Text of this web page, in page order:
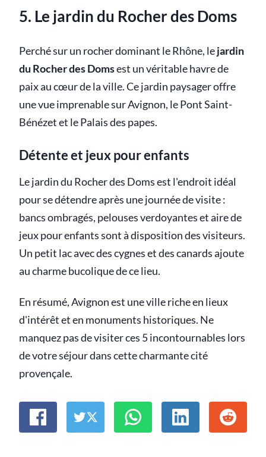
5. Le jardin du Rocher des Doms
Perché sur un rocher dominant le Rhône, lejardin
du Rocher des Domsest un véritable havre de
paix au cœur de la ville. Ce jardin paysager offre
une vue imprenable sur Avignon, le Pont Saint-
Bénézet et le Palais des papes.
Détente et jeux pour enfants
Le jardin du Rocher des Doms est l'endroit idéal
pour se détendre après une journée de visite :
bancs ombragés, pelouses verdoyantes et aire de
jeux pour enfants sont à disposition des visiteurs.
Un petit lac avec des cygnes et des canards ajoute
au charme bucolique de ce lieu.
En résumé, Avignon est une ville riche en lieux
d'intérêt et en monuments historiques. Ne
manquez pas de visiter ces 5 incontournables lors
de votre séjour dans cette charmante cité
provençale.